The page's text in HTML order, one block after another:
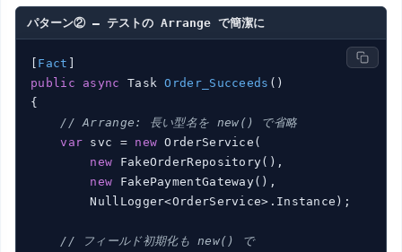
パターン② — テストの Arrange で簡潔に
Fact
public
async Task Order_Succeeds ( )
{
// Arrange: 長い型名を new() で省略
var svc = new OrderService(
new FakeOrderRepository(),
new FakePaymentGateway(),
        NullLogger<OrderService>.Instance);
// フィールド初期化も new() で